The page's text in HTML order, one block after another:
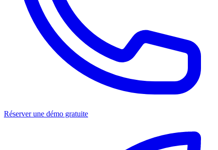
Réserver une démo gratuite